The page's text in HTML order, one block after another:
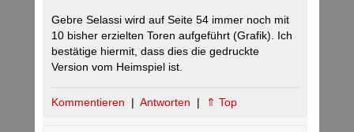
Gebre Selassi wird auf Seite 54 immer noch mit
10 bisher erzielten Toren aufgeführt (Grafik). Ich
bestätige hiermit, dass dies die gedruckte
Version vom Heimspiel ist.
Kommentieren | Antworten | ⇑ Top